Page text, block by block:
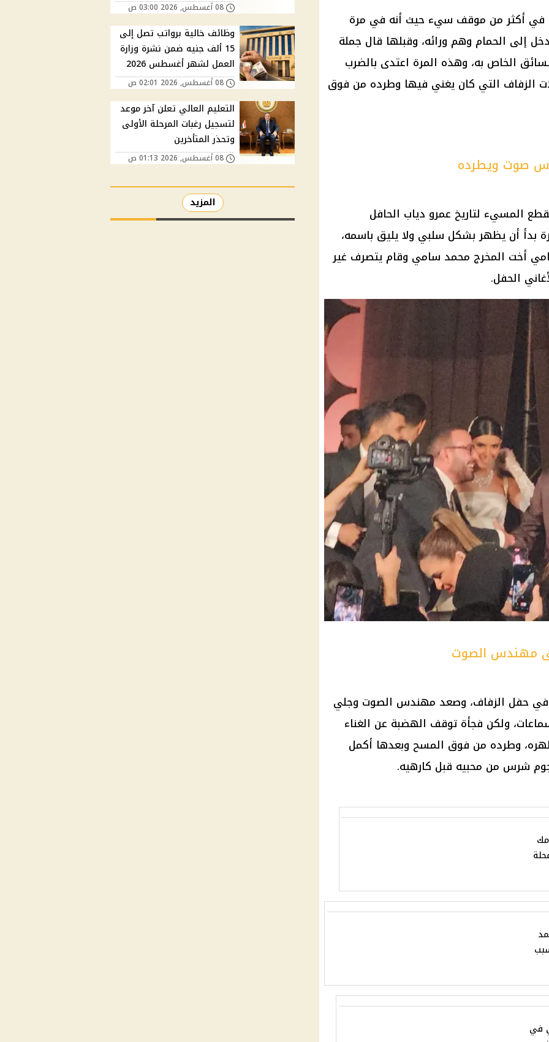
في أكثر من موقف سيء حيث أنه في مرة
إلى الحمام وهم ورائه، وقبلها قال جملة
الخاص به، وهذه المرة اعتدى بالضرب
التي كان يغني فيها وطرده من فوق
صوت ويطرده
المسيء لتاريخ عمرو دياب الحافل
بدأ أن يظهر بشكل سلبي ولا يليق باسمه،
أخت المخرج محمد سامي وقام يتصرف غير
الحفل.
مهندس الصوت
في حفل الزفاف، وصعد مهندس الصوت وجلي
ولكن فجأة توقف الهضبة عن الغناء
وطرده من فوق المسح وبعدها أكمل
شرس من محبيه قبل كارهيه.
في
08 أغسطس, 2026 03:00 ص
وظائف خالية برواتب تصل إلى
15 ألف جنيه ضمن نشرة وزارة
العمل لشهر أغسطس 2026
08 أغسطس, 2026 02:01 ص
التعليم العالي تعلن آخر موعد
لتسجيل رغبات المرحلة الأولى
وتحذر المتأخرين
08 أغسطس, 2026 01:13 ص
المزيد